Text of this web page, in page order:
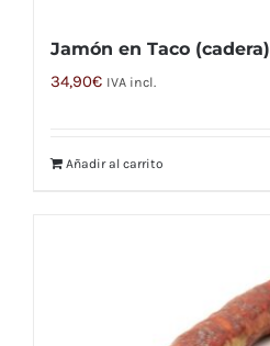
página
de
Jamón en Taco (cadera)
34,90€ IVA incl.
Añadir al carrito